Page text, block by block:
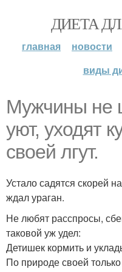
ДИЕТА
главная новости
виды
Мужчины не
уют, уходят
своей лгут.
Устало садятся скорей
ждал ураган.
Не любят расспросы,
таковой уж удел:
Детишек кормить и
По природе своей